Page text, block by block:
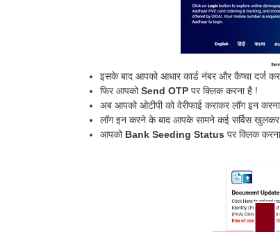
इसके बाद आपको आधार कार्ड नंबर और कैप्चा दर्ज
फिर आपकोSend OTP पर क्लिक करना है !
अब आपको ओटीपी को वेरीफाई कराकर लॉग इन
लॉग इन करने के बाद आपके सामने कई सर्विस खुलकर
आपको Bank Seeding Status पर क्लिक